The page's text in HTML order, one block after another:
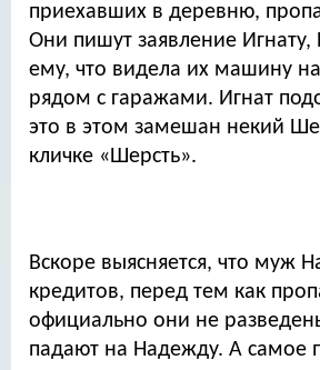
приехавших в деревню,
Они пишут заявление Игнату,
ему, что видела их машину
рядом с гаражами. Игнат
это в этом замешан некий
кличке «Шерсть».
Вскоре выясняется, что муж
кредитов, перед тем как
официально они не
падают на Надежду. А самое